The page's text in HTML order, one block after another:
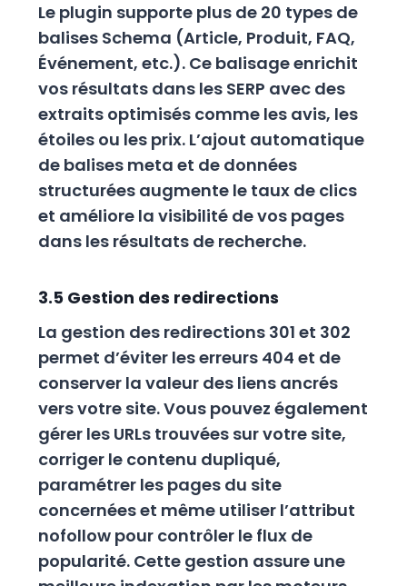
Le plugin supporte plus de 20 types de
balises Schema (Article, Produit, FAQ,
Événement, etc.). Ce balisage enrichit
vos résultats dans les SERP avec des
extraits optimisés comme les avis, les
étoiles ou les prix. L’ajout automatique
de balises meta et de données
structurées augmente le taux de clics
et améliore la visibilité de vos pages
dans les résultats de recherche.
3.5 Gestion des redirections
La gestion des redirections 301 et 302
permet d’éviter les erreurs 404 et de
conserver la valeur des liens ancrés
vers votre site. Vous pouvez également
gérer les URLs trouvées sur votre site,
corriger le contenu dupliqué,
paramétrer les pages du site
concernées et même utiliser l’attribut
nofollow pour contrôler le flux de
popularité. Cette gestion assure une